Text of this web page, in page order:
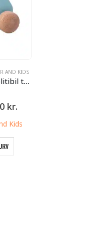
AND KIDS
Kinder and kids politibil træ blå
kr..
kr.Den
pris
Kids